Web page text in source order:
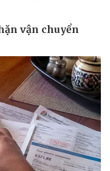
tích